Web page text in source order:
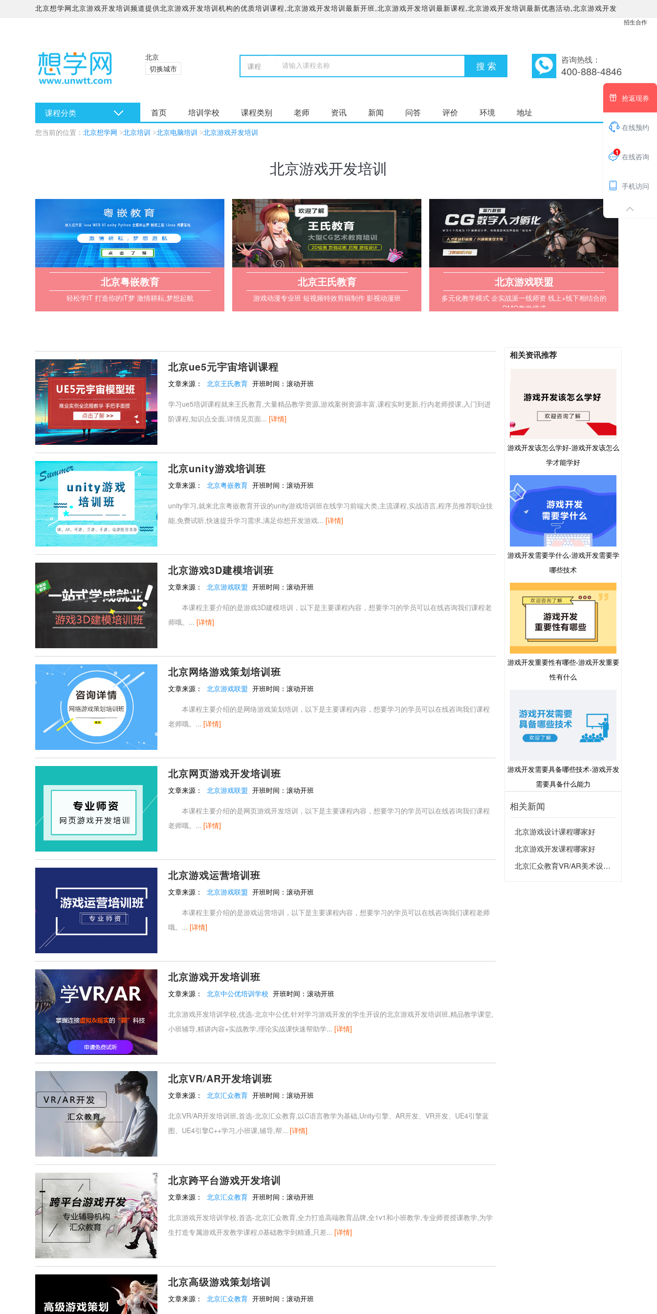
北京想学网北京游戏开发培训频道提供北京游戏开发培训机构的优质培训课程,北京游戏开发培训最新开班,北京游戏开发培训最新课程,北京游戏开发培训最新优惠活动,北京游戏开发
招生合作
北京
切换城市
咨询热线：
400-888-4846
课程分类 首页 培训学校 课程类别 老师 资讯 新闻 问答 评价 环境 地址
您当前的位置： 北京想学网 >北京培训 >北京电脑培训 >北京游戏开发培训
北京游戏开发培训
北京粤嵌教育
轻松学iT 打造你的iT梦 激情耕耘,梦想起航
北京王氏教育
游戏动漫专业班 短视频特效剪辑制作 影视动漫班
北京游戏联盟
多元化教学模式 企实战派一线师资 线上+线下相结合的
OMO教学模式
北京ue5元宇宙培训课程
文章来源： 北京王氏教育 开班时间： 滚动开班
学习ue5培训课程就来王氏教育,大量精品教学资源,游戏案例资源丰富,课程实时更新,行内老师授课,入门到进
阶课程,知识点全面,详情见页面... [详情]
北京unity游戏培训班
文章来源： 北京粤嵌教育 开班时间： 滚动开班
unity学习,就来北京粤嵌教育开设的unity游戏培训班在线学习前端大类,主流课程,实战语言,程序员推荐职业技
能,免费试听,快速提升学习需求,满足你想开发游戏... [详情]
北京游戏3D建模培训班
文章来源： 北京游戏联盟 开班时间： 滚动开班
本课程主要介绍的是游戏3D建模培训，以下是主要课程内容，想要学习的学员可以在线咨询我们课程老
师哦。... [详情]
北京网络游戏策划培训班
文章来源： 北京游戏联盟 开班时间： 滚动开班
本课程主要介绍的是网络游戏策划培训，以下是主要课程内容，想要学习的学员可以在线咨询我们课程
老师哦。... [详情]
北京网页游戏开发培训班
文章来源： 北京游戏联盟 开班时间： 滚动开班
本课程主要介绍的是网页游戏开发培训，以下是主要课程内容，想要学习的学员可以在线咨询我们课程
老师哦。... [详情]
北京游戏运营培训班
文章来源： 北京游戏联盟 开班时间： 滚动开班
本课程主要介绍的是游戏运营培训，以下是主要课程内容，想要学习的学员可以在线咨询我们课程老师
哦。... [详情]
北京游戏开发培训班
文章来源： 北京中公优培训学校 开班时间： 滚动开班
北京游戏开发培训学校,优选-北京中公优,针对学习游戏开发的学生开设的北京游戏开发培训班,精品教学课堂,
小班辅导,精讲内容+实战教学,理论实战课快速帮助学... [详情]
北京VR/AR开发培训班
文章来源： 北京汇众教育 开班时间： 滚动开班
北京VR/AR开发培训班,首选-北京汇众教育,以C语言教学为基础,Unity引擎、AR开发、VR开发、UE4引擎蓝
图、UE4引擎C++学习,小班课,辅导,帮... [详情]
北京跨平台游戏开发培训
文章来源： 北京汇众教育 开班时间： 滚动开班
北京游戏开发培训学校,首选-北京汇众教育,全力打造高端教育品牌,全1v1和小班教学,专业师资授课教学,为学
生打造专属游戏开发教学课程,0基础教学到精通,只差... [详情]
北京高级游戏策划培训
文章来源： 北京汇众教育 开班时间： 滚动开班
相关资讯推荐
游戏开发该怎么学好-游戏开发该怎么
学才能学好
游戏开发需要学什么-游戏开发需要学
哪些技术
游戏开发重要性有哪些-游戏开发重要
性有什么
游戏开发需要具备哪些技术-游戏开发
需要具备什么能力
相关新闻
北京游戏设计课程哪家好
北京游戏开发课程哪家好
北京汇众教育VR/AR美术设计火爆招生中？
 抢返现券
 在线预约

1 在线咨询
 手机访问